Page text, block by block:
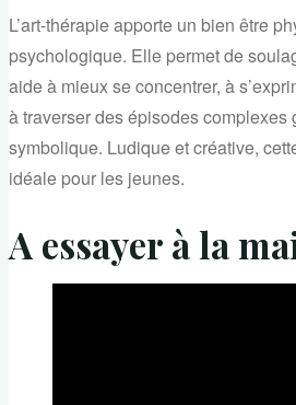
L’art-thérapie apporte un bien être
psychologique. Elle permet de
aide à mieux se concentrer, à
à traverser des épisodes complexes
symbolique. Ludique et créative,
idéale pour les jeunes.
A essayer à la